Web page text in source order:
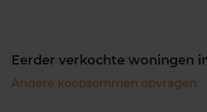
Eerder verkochte woningen
Andere koopsommen opvragen